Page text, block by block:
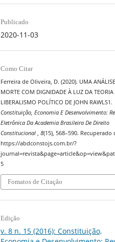
Publicado
2020-11-03
Como Citar
Ferreira de Oliveira, D. (2020). UMA
MORTE COM DIGNIDADE À LUZ DA TEORIA
LIBERALISMO POLÍTICO DE JOHN RAWLS1.
Constituição, Economia E Desenvolvimento:
Eletrônica Da Academia Brasileira De Direito
Constitucional,8(15), 568–590. Recuperado
https://abdconstojs.com.br/?
5
Fomatos de Citação
Edição
v. 8 n. 15 (2016): Constituição,